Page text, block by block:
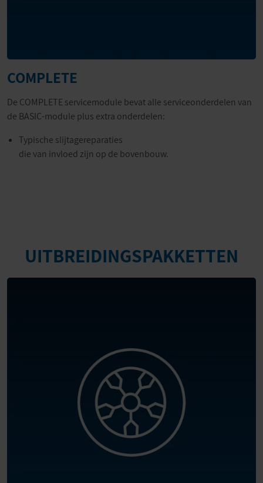
COMPLETE
De COMPLETE servicemodule bevat alle serviceonderdelen van
de BASIC-module plus extra onderdelen:
Typische slijtagereparaties
die van invloed zijn op de bovenbouw.
UITBREIDINGSPAKKETTEN